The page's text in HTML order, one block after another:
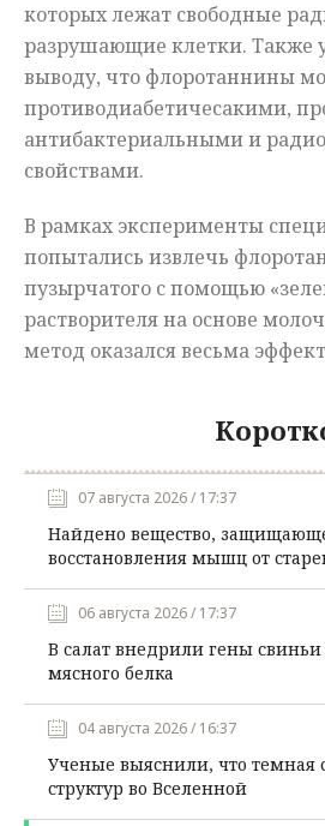
которых лежат свободные
разрушающие клетки. Также
выводу, что флоротаннины
противодиабетичесакими,
антибактериальными и
свойствами.
В рамках эксперименты
попытались извлечь
пузырчатого с помощью
растворителя на основе
метод оказался весьма
07 августа 2026 / 17:37
Найдено вещество,
восстановления мышц от
06 августа 2026 / 17:37
В салат внедрили гены
мясного белка
04 августа 2026 / 16:37
Ученые выяснили, что темная
структур во Вселенной